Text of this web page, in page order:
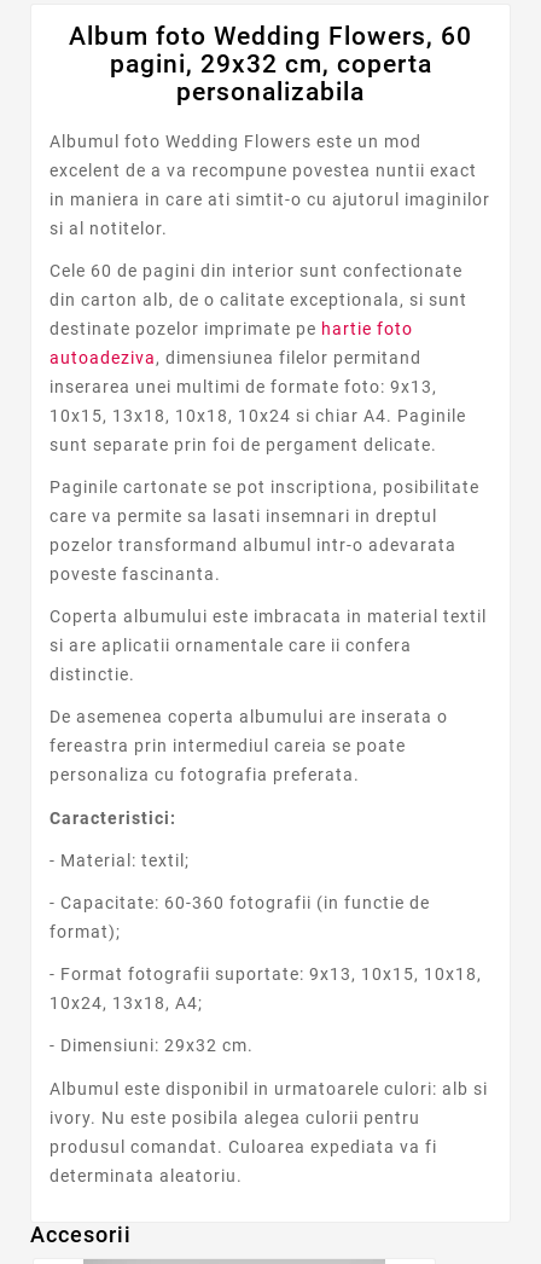
Album foto Wedding Flowers, 60
pagini, 29x32 cm, coperta
personalizabila
Albumul foto Wedding Flowers este un mod
excelent de a va recompune povestea nuntii exact
in maniera in care ati simtit-o cu ajutorul imaginilor
si al notitelor.
Cele 60 de pagini din interior sunt confectionate
din carton alb, de o calitate exceptionala, si sunt
destinate pozelor imprimate pe hartie foto
autoadeziva, dimensiunea filelor permitand
inserarea unei multimi de formate foto: 9x13,
10x15, 13x18, 10x18, 10x24 si chiar A4. Paginile
sunt separate prin foi de pergament delicate.
Paginile cartonate se pot inscriptiona, posibilitate
care va permite sa lasati insemnari in dreptul
pozelor transformand albumul intr-o adevarata
poveste fascinanta.
Coperta albumului este imbracata in material textil
si are aplicatii ornamentale care ii confera
distinctie.
De asemenea coperta albumului are inserata o
fereastra prin intermediul careia se poate
personaliza cu fotografia preferata.
Caracteristici:
- Material: textil;
- Capacitate: 60-360 fotografii (in functie de
format);
- Format fotografii suportate: 9x13, 10x15, 10x18,
10x24, 13x18, A4;
- Dimensiuni: 29x32 cm.
Albumul este disponibil in urmatoarele culori: alb si
ivory. Nu este posibila alegea culorii pentru
produsul comandat. Culoarea expediata va fi
determinata aleatoriu.
Accesorii